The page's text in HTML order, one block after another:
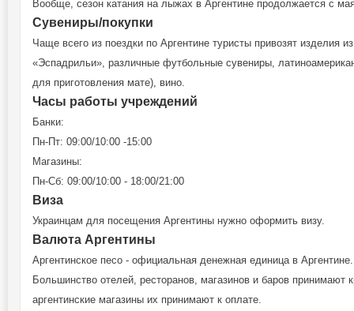
Вообще, сезон катания на лыжах в Аргентине продолжается с
Сувениры/покупки
Чаще всего из поездки по Аргентине туристы привозят изделия
«Эспадрильи», различные футбольные сувениры,
для приготовления мате), вино.
Часы работы учреждений
Банки:
Пн-Пт: 09:00/10:00 -15:00
Магазины:
Пн-Сб: 09:00/10:00 - 18:00/21:00
Виза
Украинцам для посещения Аргентины нужно оформить визу.
Валюта Аргентины
Аргентинское песо - официальная денежная единица в
Большинство отелей, ресторанов, магазинов и баров
аргентинские магазины их принимают к оплате.